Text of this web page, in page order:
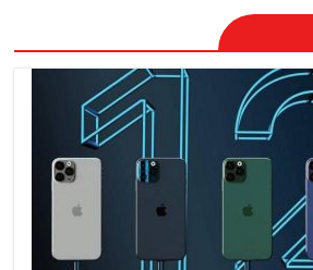
صدور أمر قبض بحق وزير العمل
السابق أحمد الأسدي
الدخيل يفتتح مستشفى الأورام
والطب النووي التخصصي في
الموصل
9 أغسطس، 2026 No Comment